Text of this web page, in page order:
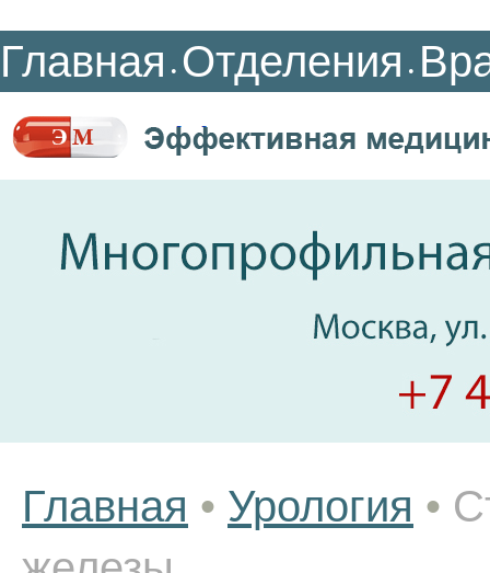
Главная • Отделения •
Главная • Урология •